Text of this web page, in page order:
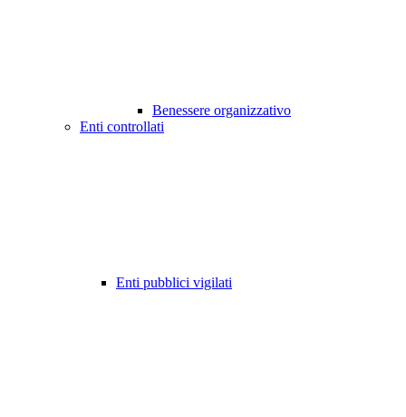
Benessere organizzativo
Enti controllati
Enti pubblici vigilati